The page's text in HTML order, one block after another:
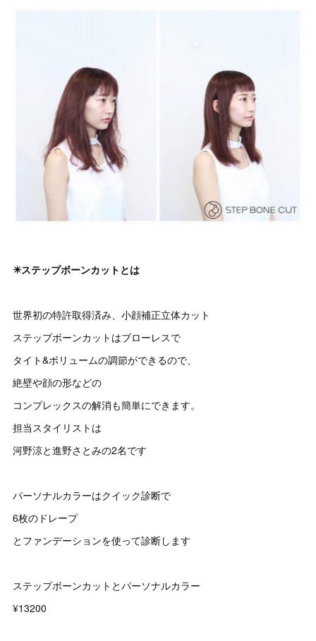
✴️ステップボーンカットとは
世界初の特許取得済み、小顔補正立体カット
ステップボーンカットはブローレスで
タイト&ボリュームの調節ができるので、
絶壁や顔の形などの
コンプレックスの解消も簡単にできます。
担当スタイリストは
河野涼と進野さとみの2名です
パーソナルカラーはクイック診断で
6枚のドレープ
とファンデーションを使って診断します
ステップボーンカットとパーソナルカラー
¥13200